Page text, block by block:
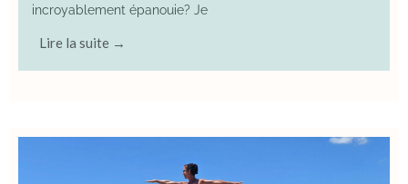
incroyablement épanouie? Je
Lire la suite →